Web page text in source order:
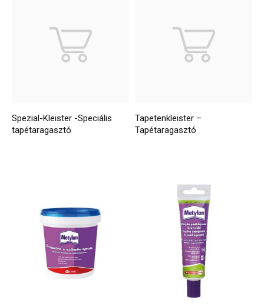
Spezial-Kleister -Speciális
tapétaragasztó
Tapetenkleister –
Tapétaragasztó